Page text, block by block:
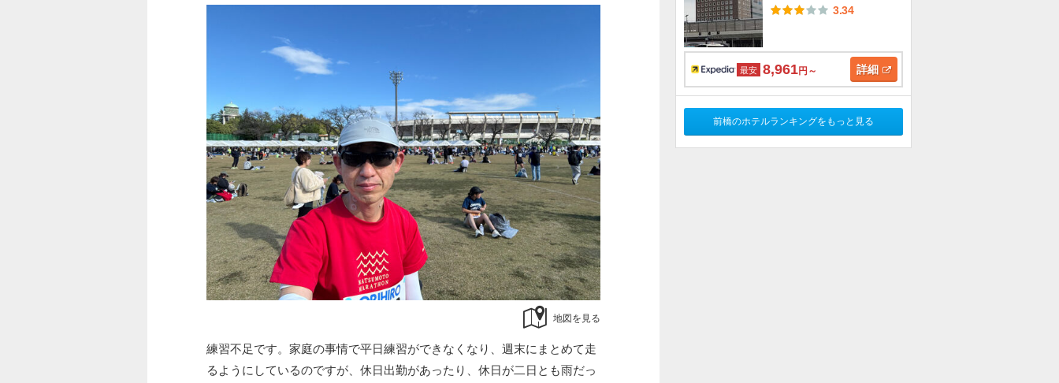
地図を見る
練習不足です。家庭の事情で平日練習ができなくなり、週末にまとめて走
るようにしているのですが、休日出勤があったり、休日が二日とも雨だっ
3.34
最安 8,961円～ 詳細
前橋のホテルランキングをもっと見る